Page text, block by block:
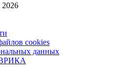
cookies
данных